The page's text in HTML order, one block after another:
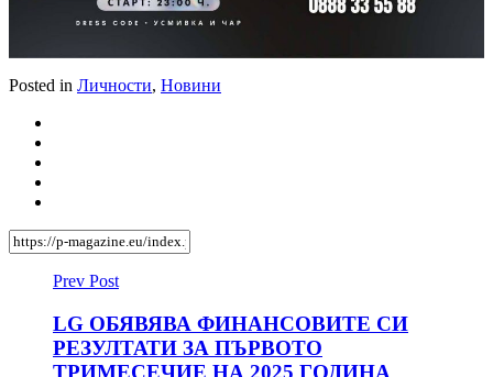
Posted in Личности, Новини
Prev Post
LG ОБЯВЯВА ФИНАНСОВИТЕ СИ
РЕЗУЛТАТИ ЗА ПЪРВОТО
ТРИМЕСЕЧИЕ НА 2025 ГОДИНА